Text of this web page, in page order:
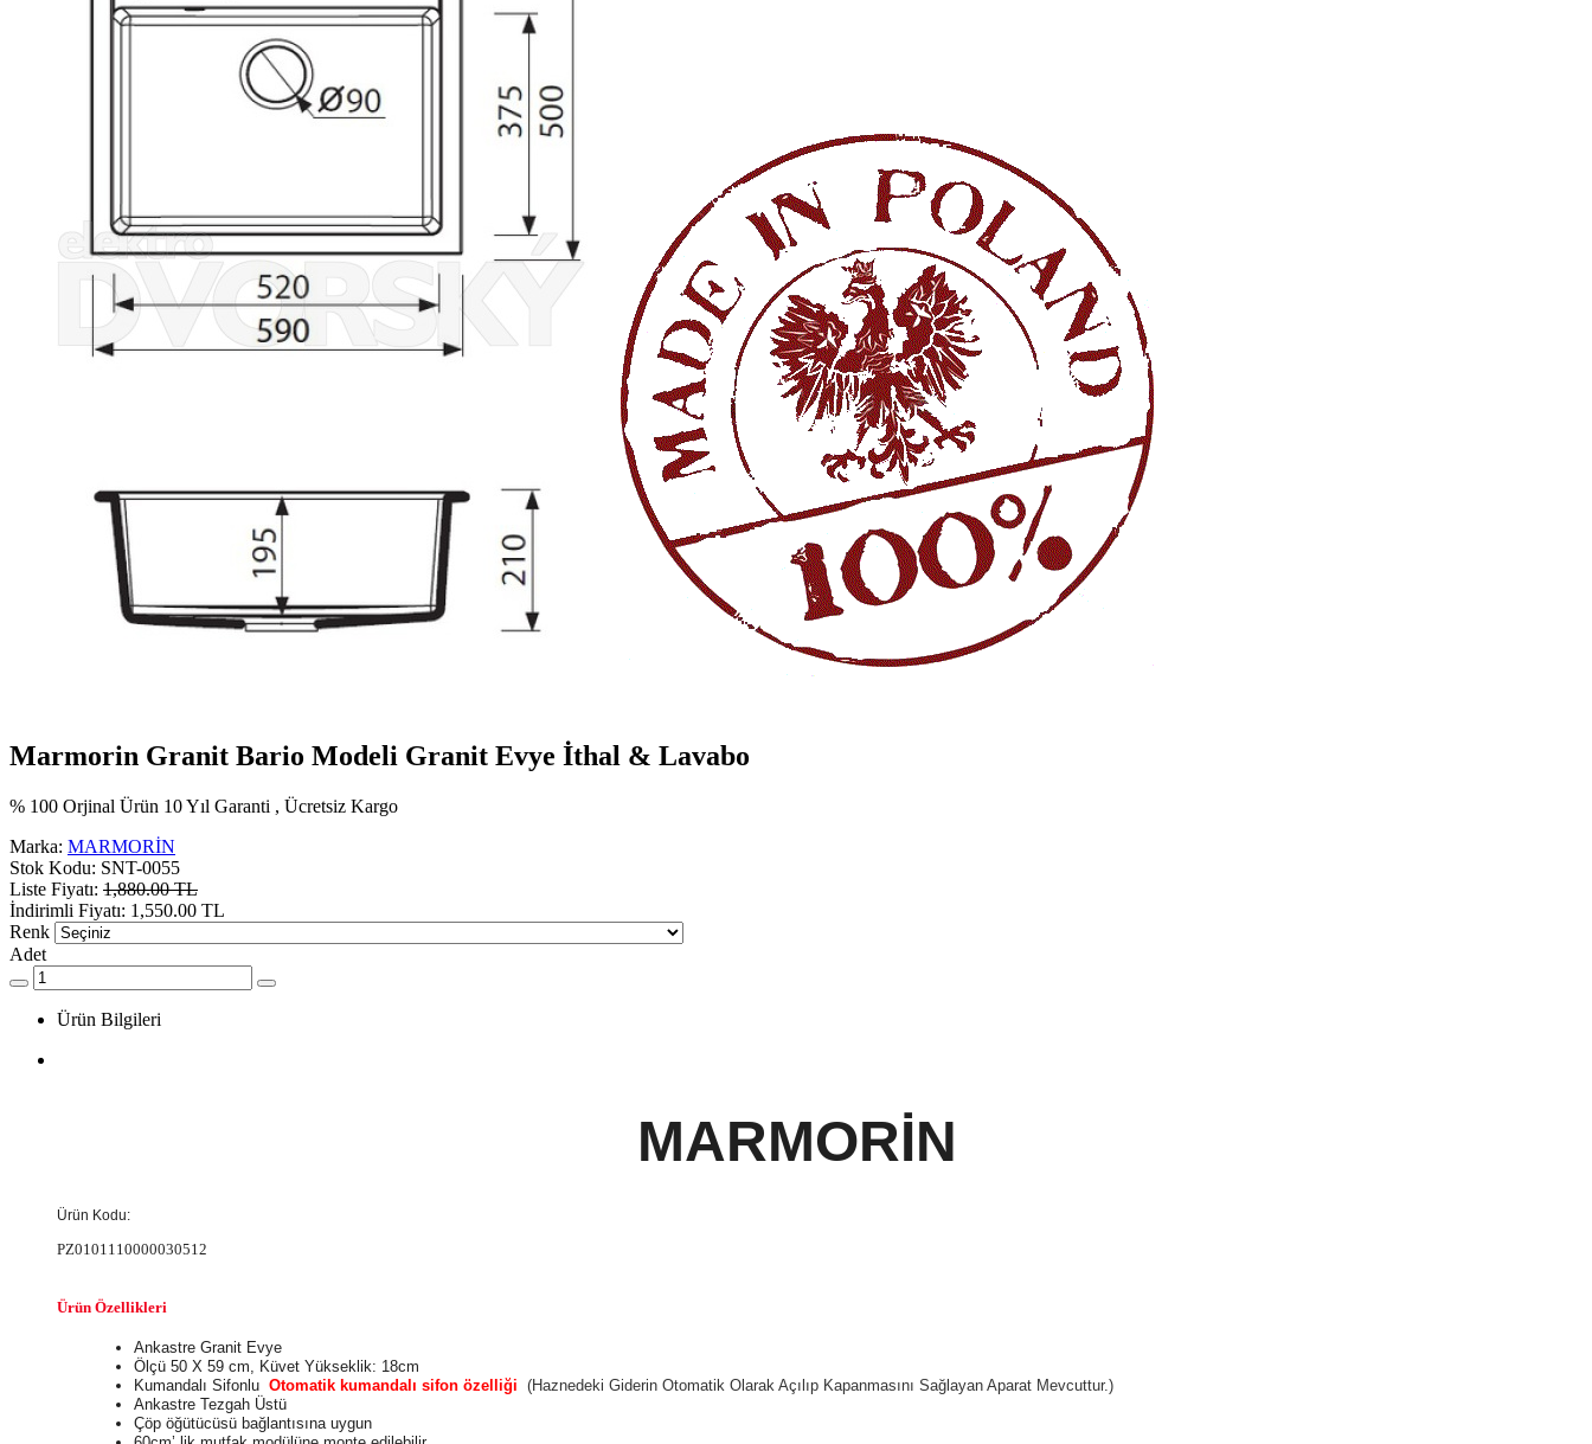
Marmorin Granit Bario Modeli Granit Evye İthal & Lavabo
% 100 Orjinal Ürün 10 Yıl Garanti , Ücretsiz Kargo
Marka: MARMORİN
Stok Kodu: SNT-0055
Liste Fiyatı: 1,880.00 TL
İndirimli Fiyatı: 1,550.00 TL
Renk
Adet
Ürün Bilgileri
MARMORİN
Ürün Kodu:
PZ0101110000030512
Ürün Özellikleri
Ankastre Granit Evye
Ölçü 50 X 59 cm, Küvet Yükseklik: 18cm
Kumandalı Sifonlu Otomatik kumandalı sifon özelliği (Haznedeki Giderin Otomatik Olarak Açılıp Kapanmasını Sağlayan Aparat Mevcuttur.)
Ankastre Tezgah Üstü
Çöp öğütücüsü bağlantısına uygun